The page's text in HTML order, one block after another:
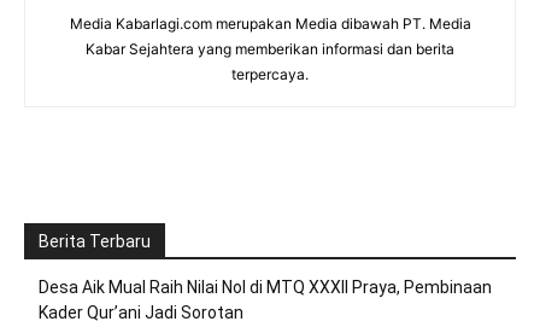
Media Kabarlagi.com merupakan Media dibawah PT. Media
Kabar Sejahtera yang memberikan informasi dan berita
terpercaya.
Berita Terbaru
Desa Aik Mual Raih Nilai Nol di MTQ XXXII Praya, Pembinaan
Kader Qur’ani Jadi Sorotan